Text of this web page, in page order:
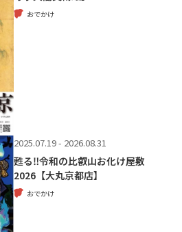
おでかけ
2025.07.19 - 2026.08.31
甦る‼令和の比叡山お化け屋敷
2026【大丸京都店】
おでかけ